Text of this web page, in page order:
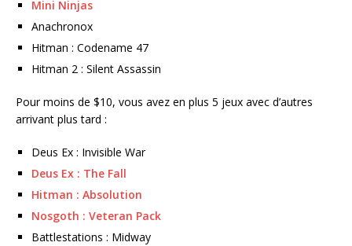
Mini Ninjas
Anachronox
Hitman : Codename 47
Hitman 2 : Silent Assassin
Pour moins de $10, vous avez en plus 5 jeux avec d’autres
arrivant plus tard :
Deus Ex : Invisible War
Deus Ex : The Fall
Hitman : Absolution
Nosgoth : Veteran Pack
Battlestations : Midway